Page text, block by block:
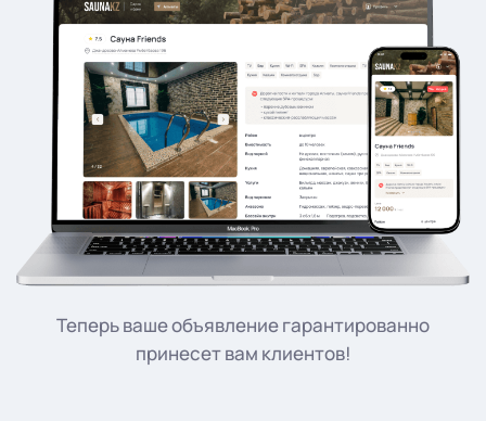
Теперь ваше объявление гарантированно
принесет вам клиентов!